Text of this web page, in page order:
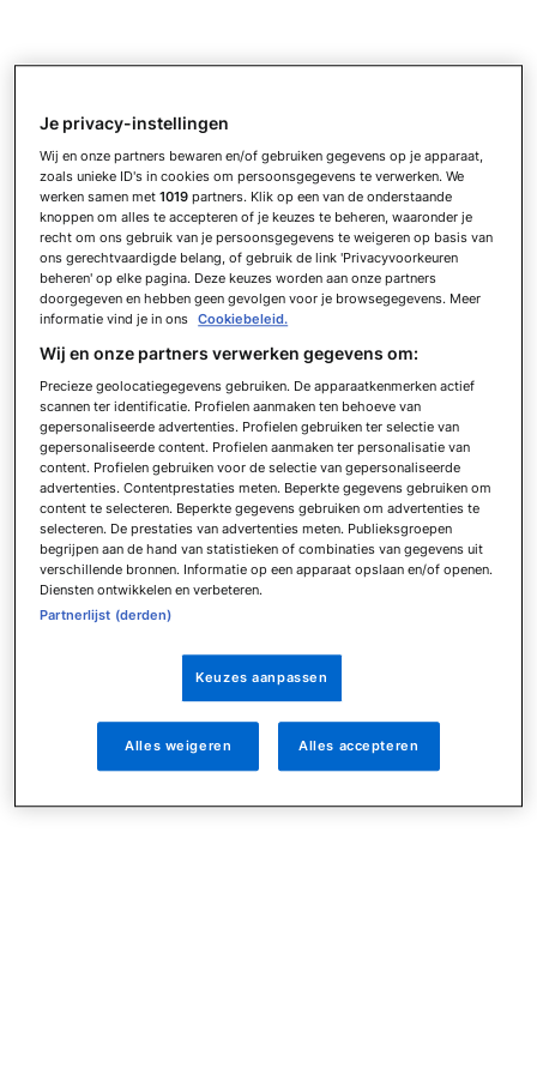
Je privacy-instellingen
Wij en onze partners bewaren en/of gebruiken gegevens op je apparaat,
zoals unieke ID's in cookies om persoonsgegevens te verwerken. We
werken samen met1019 partners. Klik op een van de onderstaande
knoppen om alles te accepteren of je keuzes te beheren, waaronder je
recht om ons gebruik van je persoonsgegevens te weigeren op basis van
ons gerechtvaardigde belang, of gebruik de link 'Privacyvoorkeuren
beheren' op elke pagina. Deze keuzes worden aan onze partners
doorgegeven en hebben geen gevolgen voor je browsegegevens. Meer
informatie vind je in ons Cookiebeleid.
Wij en onze partners verwerken gegevens om:
Precieze geolocatiegegevens gebruiken. De apparaatkenmerken actief
scannen ter identificatie. Profielen aanmaken ten behoeve van
gepersonaliseerde advertenties. Profielen gebruiken ter selectie van
gepersonaliseerde content. Profielen aanmaken ter personalisatie van
content. Profielen gebruiken voor de selectie van gepersonaliseerde
advertenties. Contentprestaties meten. Beperkte gegevens gebruiken om
content te selecteren. Beperkte gegevens gebruiken om advertenties te
selecteren. De prestaties van advertenties meten. Publieksgroepen
begrijpen aan de hand van statistieken of combinaties van gegevens uit
verschillende bronnen. Informatie op een apparaat opslaan en/of openen.
Diensten ontwikkelen en verbeteren.
Partnerlijst (derden)
Keuzes aanpassen
Alles weigeren Alles accepteren